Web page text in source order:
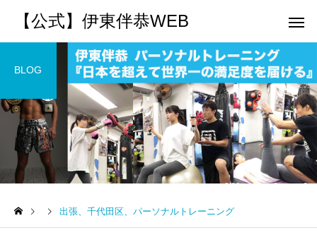
【公式】伊東伴恭WEB
トレーナーとして 個別トレー
パーソナルトレーニ
ング
キックボクシングで本当に
パーソナルトレーニ
パーソナルトレーナー
BLOG
出張、千代田区、パーソナルトレーニング